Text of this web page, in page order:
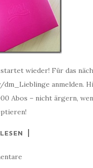
wieder! Für das
dm_Lieblinge anmelden.
Abos – nicht ärgern,